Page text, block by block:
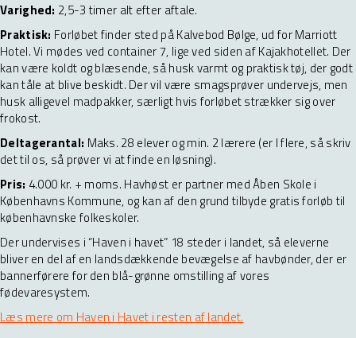
Varighed: 2,5-3 timer alt efter aftale.
Praktisk: Forløbet finder sted på Kalvebod Bølge, ud for Marriott
Hotel. Vi mødes ved container 7, lige ved siden af Kajakhotellet. Der
kan være koldt og blæsende, så husk varmt og praktisk tøj, der godt
kan tåle at blive beskidt. Der vil være smagsprøver undervejs, men
husk alligevel madpakker, særligt hvis forløbet strækker sig over
frokost.
Deltagerantal: Maks. 28 elever og min. 2 lærere (er I flere, så skriv
det til os, så prøver vi at finde en løsning).
Pris: 4.000 kr. + moms. Havhøst er partner med Åben Skole i
Københavns Kommune, og kan af den grund tilbyde gratis forløb til
københavnske folkeskoler.
Der undervises i “Haven i havet” 18 steder i landet, så eleverne
bliver en del af en landsdækkende bevægelse af havbønder, der er
bannerførere for den blå-grønne omstilling af vores
fødevaresystem.
Læs mere om Haven i Havet i resten af landet.